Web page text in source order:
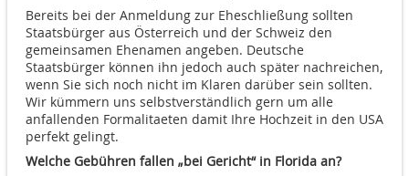
Bereits bei der Anmeldung zur Eheschließung sollten
Staatsbürger aus Österreich und der Schweiz den
gemeinsamen Ehenamen angeben. Deutsche
Staatsbürger können ihn jedoch auch später nachreichen,
wenn Sie sich noch nicht im Klaren darüber sein sollten.
Wir kümmern uns selbstverständlich gern um alle
anfallenden Formalitaeten damit Ihre Hochzeit in den USA
perfekt gelingt.
Welche Gebühren fallen „bei Gericht“ in Florida an?